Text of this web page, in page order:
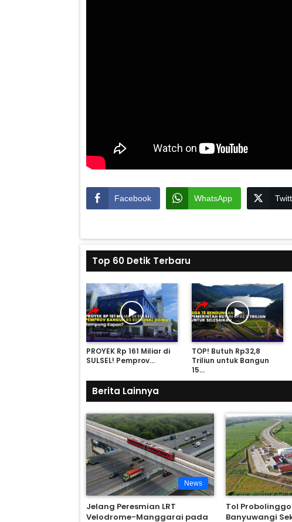
Facebook WhatsApp
Top 60 Detik Terbaru
PROYEK Rp 161 Miliar di
SULSEL! Pemprov…
TOP! Butuh Rp32,8
Triliun untuk Bangun
15…
Berita Lainnya
News
Jelang Peresmian LRT
Velodrome-Manggarai pada
Tol
Banyuwangi